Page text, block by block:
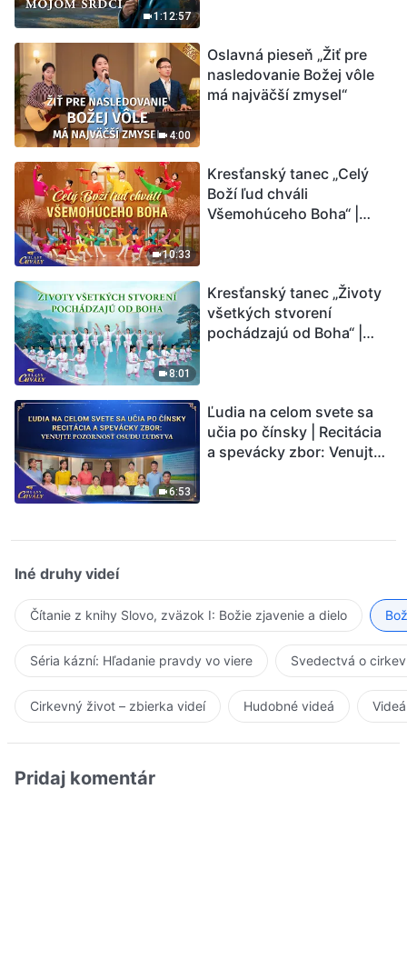
1:12:57
4:00
Oslavná pieseň „Žiť pre
nasledovanie Božej vôle
má najväčší zmysel“
10:33
Kresťanský tanec „Celý
Boží ľud chváli
Všemohúceho Boha“ |
8:01
Kresťanský tanec „Životy
všetkých stvorení
pochádzajú od Boha“ |
6:53
Ľudia na celom svete sa
učia po čínsky | Recitácia
a spevácky zbor: Venujte
Iné druhy videí
Čítanie z knihy Slovo, zväzok I: Božie zjavenie a dielo
Séria kázní: Hľadanie pravdy vo viere Svedectvá o
Cirkevný život – zbierka videí Hudobné videá
Pridaj komentár